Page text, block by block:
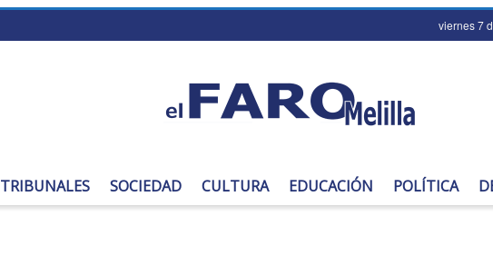
viernes 7
TRIBUNALES SOCIEDAD CULTURA EDUCACIÓN POLÍTICA